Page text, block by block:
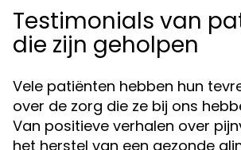
Testimonials van
die zijn geholpen
Vele patiënten hebben hun
over de zorg die ze bij ons
Van positieve verhalen over
het herstel van een gezonde